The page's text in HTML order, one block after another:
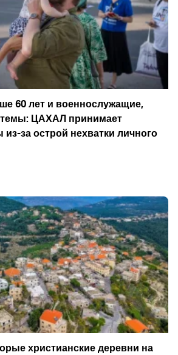
60 лет и военнослужащие,
ЦАХАЛ принимает
за острой нехватки личного
христианские деревни на